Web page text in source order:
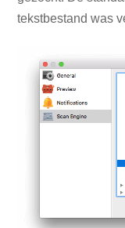
tekstbestand was